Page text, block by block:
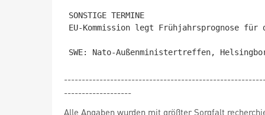
SONSTIGE TERMINE
EU-Kommission legt Frühjahrsprognose
-------------------
Alle Angaben wurden mit größter Sorgfalt